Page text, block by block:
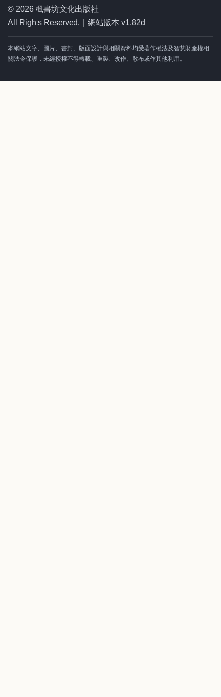
© 2026 楓書坊文化出版社
All Rights Reserved.｜網站版本 v1.82d
本網站文字、圖片、書封、版面設計與相關資料均受著作權法及智慧財產權相
關法令保護，未經授權不得轉載、重製、改作、散布或作其他利用。